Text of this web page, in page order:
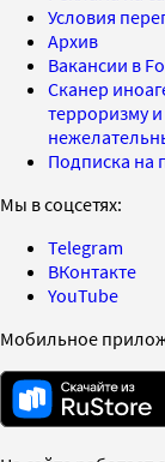
Условия
Архив
Вакансии в
Сканер
терроризму
Подписка на
Мы в соцсетях:
Telegram
ВКонтакте
YouTube
Мобильное